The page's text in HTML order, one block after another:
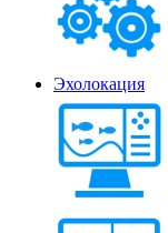
Эхолокация